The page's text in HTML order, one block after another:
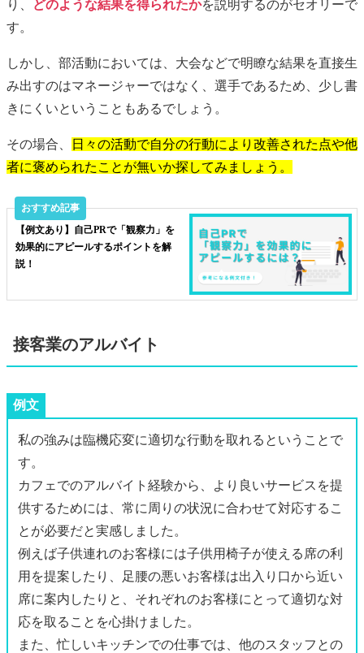
り、
どのような結果を得られたかを説明するのがセオリーで
す。
しかし、部活動においては、大会などで明瞭な結果を直接生
み出すのはマネージャーではなく、選手であるため、少し書
きにくいということもあるでしょう。
その場合、
日々の活動で自分の行動により改善された点や他
者に褒められたことが無いか探してみましょう。
【例文あり】自己PRで「観察力」を
効果的にアピールするポイントを解
説！
接客業のアルバイト
例文
私の強みは臨機応変に適切な行動を取れるということで
す。
カフェでのアルバイト経験から、より良いサービスを提
供するためには、常に周りの状況に合わせて対応するこ
とが必要だと実感しました。
例えば子供連れのお客様には子供用椅子が使える席の利
用を提案したり、足腰の悪いお客様は出入り口から近い
席に案内したりと、それぞれのお客様にとって適切な対
応を取ることを心掛けました。
また、忙しいキッチンでの仕事では、他のスタッフとの